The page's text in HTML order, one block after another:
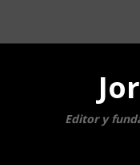
Editor y